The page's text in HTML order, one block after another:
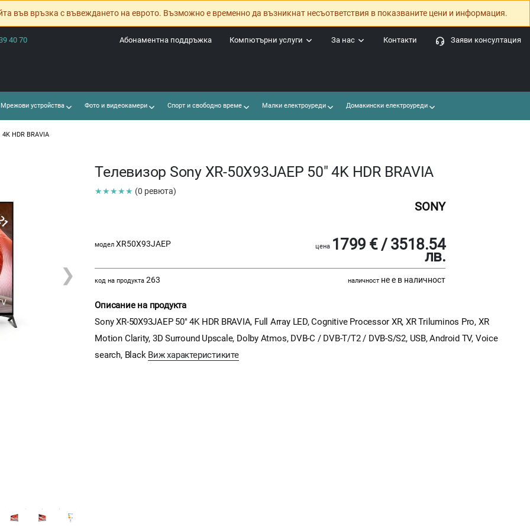
във връзка с въвеждането на еврото. Възможно е временно да възникнат несъответствия в показваните цени и информация.
40 70 Заяви консултация
Контакти
За нас
Компютърни услуги
Абонаментна поддръжка
устройства Фото и видеокамери Спорт и свободно време Малки електроуреди Домакински електроуреди
HDR BRAVIA
❯
Телевизор Sony XR-50X93JAEP 50" 4K HDR BRAVIA
★★★★★ (0 ревюта)
SONY
модел XR50X93JAEP цена 1799 € / 3518.54
лв.
код на продукта 263 наличност не е в наличност
Описание на продукта
Sony XR-50X93JAEP 50" 4K HDR BRAVIA, Full Array LED, Cognitive Processor XR, XR Triluminos Pro, XR
Motion Clarity, 3D Surround Upscale, Dolby Atmos, DVB-C / DVB-T/T2 / DVB-S/S2, USB, Android TV, Voice
search, Black Виж характеристиките